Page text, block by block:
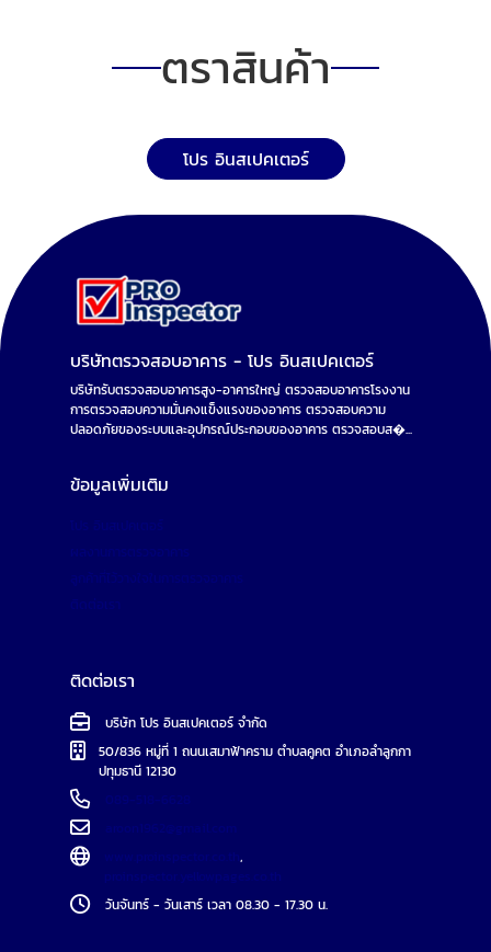
ตราสินค้า
โปร อินสเปคเตอร์
บริษัทตรวจสอบอาคาร - โปร อินสเปคเตอร์
บริษัทรับตรวจสอบอาคารสูง-อาคารใหญ่ ตรวจสอบอาคารโรงงาน
การตรวจสอบความมั่นคงแข็งแรงของอาคาร ตรวจสอบความ
ปลอดภัยของระบบและอุปกรณ์ประกอบของอาคาร ตรวจสอบส�...
ข้อมูลเพิ่มเติม
ติดต่อเรา
บริษัท โปร อินสเปคเตอร์ จำกัด
50/836 หมู่ที่ 1 ถนนเสมาฟ้าคราม ตำบลคูคต อำเภอลำลูกกา
ปทุมธานี 12130
aroon1962@gmail.com
www.proinspector.co.th,
proinspector.yellowpages.co.th
วันจันทร์ - วันเสาร์ เวลา 08.30 - 17.30 น.